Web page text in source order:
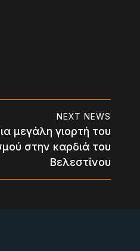
NEXT NEWS
μεγάλη γιορτή του
στην καρδιά του
Βελεστίνου